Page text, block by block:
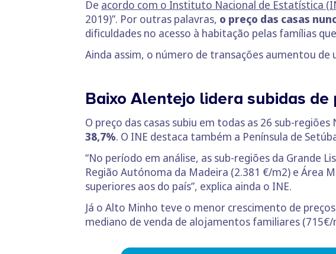
De acordo com o Instituto Nacional de Estatística
2019)”. Por outras palavras, o preço das casas
dificuldades no acesso à habitação pelas famílias
Ainda assim, o número de transações aumentou
Baixo Alentejo lidera subidas de
O preço das casas subiu em todas as 26 sub-regiões
38,7%. O INE destaca também a Península de
“No período em análise, as sub-regiões da Grande
Região Autónoma da Madeira (2.381 €/m2) e
superiores aos do país”, explica ainda o INE.
Já o Alto Minho teve o menor crescimento de
mediano de venda de alojamentos familiares (715€/